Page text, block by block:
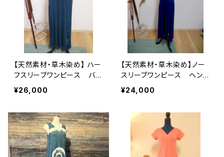
【天然素材・草木染め】 ハー
フスリーブワンピース バン
ブー
¥26,000
【天然素材・草木染め】ノー
スリーブワンピース ヘンプ
リネンコットン
¥24,000